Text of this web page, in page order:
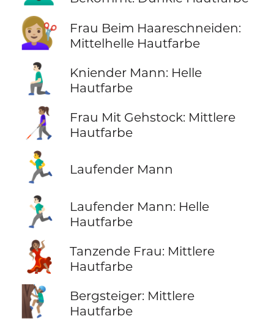
💇🏼‍♀️
Frau Beim Haareschneiden:
Mittelhelle Hautfarbe
🧎🏻‍♂️
Kniender Mann: Helle
Hautfarbe
👩🏽‍🦯
Frau Mit Gehstock: Mittlere
Hautfarbe
🏃‍♂️ Laufender Mann
🏃🏻‍♂️
Laufender Mann: Helle
Hautfarbe
💃🏽
Tanzende Frau: Mittlere
Hautfarbe
🧗🏽‍♂️
Bergsteiger: Mittlere
Hautfarbe